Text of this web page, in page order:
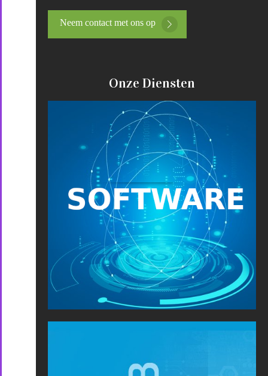
Neem contact met ons op
Onze Diensten